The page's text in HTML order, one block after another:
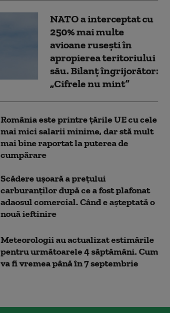
NATO a interceptat cu
250% mai multe
avioane rusești în
apropierea teritoriului
său. Bilanț îngrijorător:
„Cifrele nu mint”
România este printre țările UE cu cele
mai mici salarii minime, dar stă mult
mai bine raportat la puterea de
cumpărare
Scădere ușoară a prețului
carburanților după ce a fost plafonat
adaosul comercial. Când e așteptată o
nouă ieftinire
Meteorologii au actualizat estimările
pentru următoarele 4 săptămâni. Cum
va fi vremea până în 7 septembrie